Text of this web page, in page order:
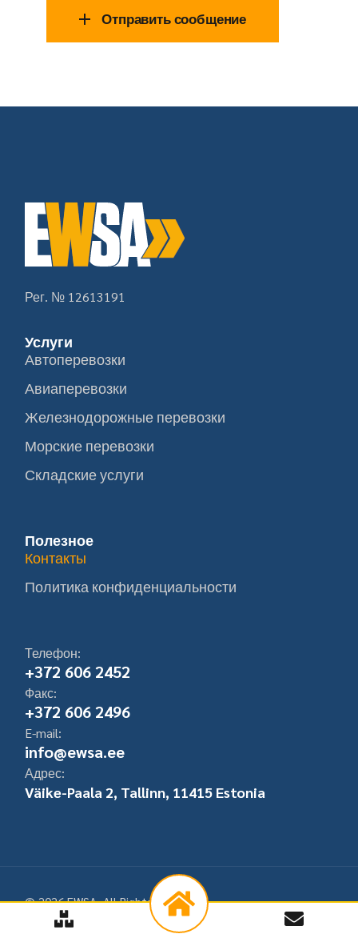
Отправить сообщение
Рег. № 12613191
Услуги
Автоперевозки
Авиаперевозки
Железнодорожные перевозки
Морские перевозки
Складские услуги
Полезное
Контакты
Политика конфиденциальности
Телефон:
+372 606 2452
Факс:
+372 606 2496
E-mail:
info@ewsa.ee
Адрес:
Väike-Paala 2, Tallinn, 11415 Estonia
© 2026 EWSA, All Rights Reserved
Development IT Solutions